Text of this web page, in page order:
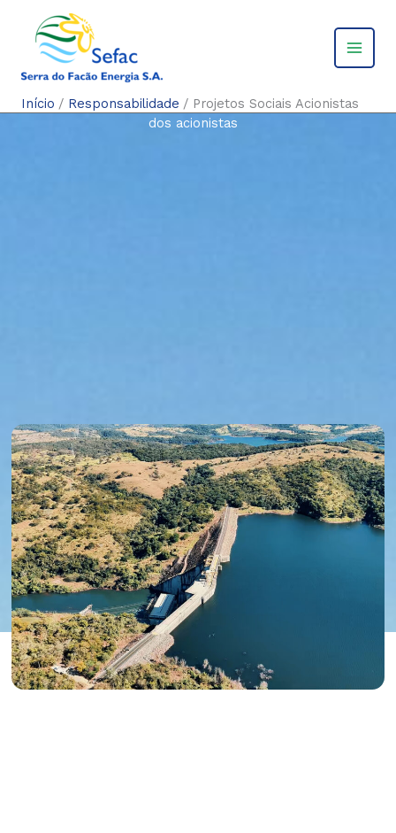
paraInício Responsabilidade Projetos Sociais Acionistas
projetos sociais
dos acionistas